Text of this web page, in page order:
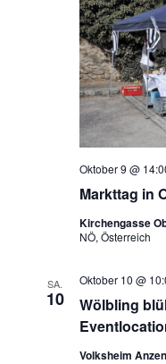
Markttag in
Oktober 9 @
Kirchengasse
NÖ, Österreich
SA.
10
Wölbling
Oktober 10 @
Volksheim